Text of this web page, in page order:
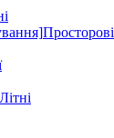
Просторові
Літні